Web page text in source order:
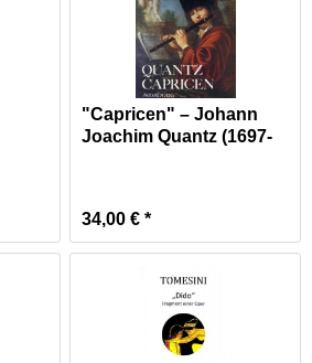
"Capricen" – Johann
Joachim Quantz (1697-
34,00 € *